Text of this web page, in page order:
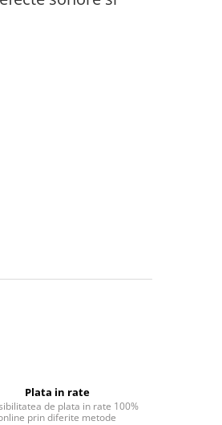
Plata in rate
de plata in rate 100%
prin diferite metode